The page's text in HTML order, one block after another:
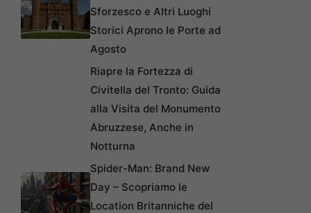
Sforzesco e Altri Luoghi
Storici Aprono le Porte ad
Agosto
Riapre la Fortezza di
Civitella del Tronto: Guida
alla Visita del Monumento
Abruzzese, Anche in
Notturna
Spider-Man: Brand New
Day – Scopriamo le
Location Britanniche del